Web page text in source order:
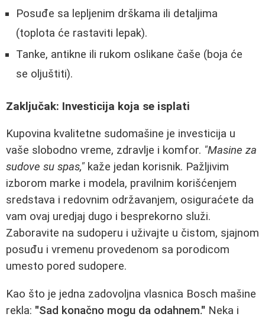
Posuđe sa lepljenim drškama ili detaljima
(toplota će rastaviti lepak).
Tanke, antikne ili rukom oslikane čaše (boja će
se oljuštiti).
Zaključak: Investicija koja se isplati
Kupovina kvalitetne sudomašine je investicija u
vaše slobodno vreme, zdravlje i komfor. "Masine za
sudove su spas," kaže jedan korisnik. Pažljivim
izborom marke i modela, pravilnim korišćenjem
sredstava i redovnim održavanjem, osiguraćete da
vam ovaj uredjaj dugo i besprekorno služi.
Zaboravite na sudoperu i uživajte u čistom, sjajnom
posuđu i vremenu provedenom sa porodicom
umesto pored sudopere.
Kao što je jedna zadovoljna vlasnica Bosch mašine
rekla: "Sad konačno mogu da odahnem." Neka i